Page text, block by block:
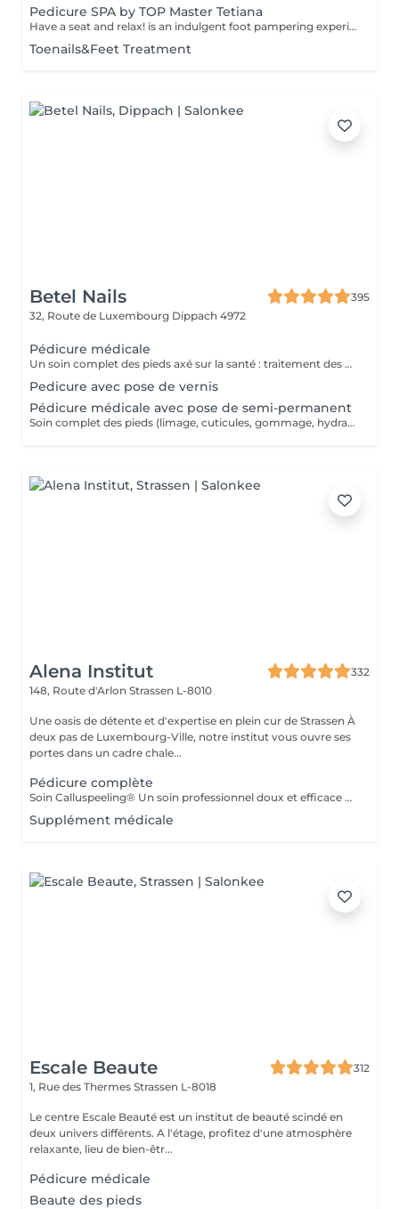
Pedicure SPA by TOP Master Tetiana
Have a seat and relax! is an indulgent foot pampering experience that typically includes exfoliation of the feet, using a foot scrub and a combination of moisturising products. Our masters do edged pedicure. How is a pedicure spa done? - feet are cleansed and soaked - nails are cut, your nail plate is shaped and filed - feet are sunk in water - scrub is applied on feet - mask is applied - the cuticle and side ridges are corrected - heels are cleaned - cuticle oil and feet cream are applied Age restrictions: recommended to do from 14 years. Post procedure recommendations: there are no post recommendations for this procedure. Frequency: once in 3-4 weeks.
Toenails&Feet Treatment
Betel Nails
395
32, Route de Luxembourg Dippach 4972
Pédicure médicale
Un soin complet des pieds axé sur la santé : traitement des callosités, cors, durillons, ongles incarnés ou épaissis. Soulage les douleurs et améliore le confort au quotidien.
Pedicure avec pose de vernis
Pédicure médicale avec pose de semi-permanent
Soin complet des pieds (limage, cuticules, gommage, hydratation), suivi de la pose d'un vernis semi-permanent longue tenue.
Alena Institut
332
148, Route d'Arlon Strassen L-8010
Une oasis de détente et d'expertise en plein cur de Strassen À
deux pas de Luxembourg-Ville, notre institut vous ouvre ses
portes dans un cadre chale...
Pédicure complète
Soin Calluspeeling® Un soin professionnel doux et efficace qui élimine les callosités, talons secs et rugosités sans lame ni fraise. Les patches aux extraits végétaux lissent la peau, réparent en profondeur et laissent les pieds incroyablement doux dès la première séance.
Supplément médicale
Escale Beaute
312
1, Rue des Thermes Strassen L-8018
Le centre Escale Beauté est un institut de beauté scindé en
deux univers différents. A l'étage, profitez d'une atmosphère
relaxante, lieu de bien-êtr...
Pédicure médicale
Beaute des pieds